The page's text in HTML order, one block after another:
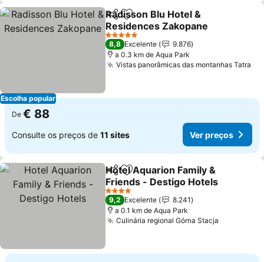
Escolha popular
PartilharAdicionar aos favoritos
Radisson Blu Hotel &
Residences Zakopane
Ver preços
5 Estrelas
8,8 Excelente
9.876
a 0.3 km de Aqua Park
Vistas panorâmicas das montanhas Tatra
De € 88
Consulte os preços de 11 sites Ver preços
PartilharAdicionar aos favoritos
Hotel Aquarion Family &
Friends - Destigo Hotels
Ver preços
4 Estrelas
9,2 Excelente
8.241
a 0.1 km de Aqua Park
Culinária regional Górna Stacja